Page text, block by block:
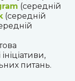
(середній
(середній
питань.